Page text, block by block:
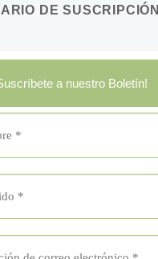
DE SUSCRIPCIÓN
a nuestro Boletín!